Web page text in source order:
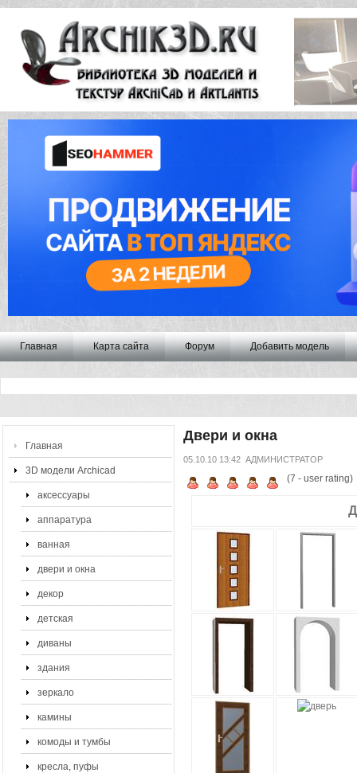
Главная Карта сайта Форум Добавить модель
Главная
3D модели Archicad
аксессуары
аппаратура
ванная
двери и окна
декор
детская
диваны
здания
зеркало
камины
комоды и тумбы
кресла, пуфы
Двери и окна
05.10.10 13:42 АДМИНИСТРАТОР
(7 - user rating)